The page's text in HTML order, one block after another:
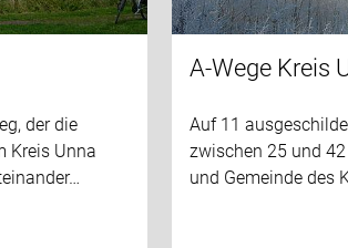
der die
Kreis Unna
A-Wege Kreis
Auf 11
zwischen 25 und
und Gemeinde des